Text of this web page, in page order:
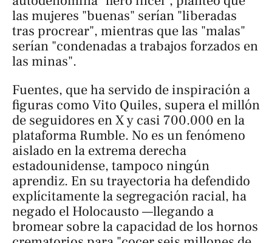
las mujeres "buenas" serían "liberadas
tras procrear", mientras que las "malas"
serían "condenadas a trabajos forzados en
las minas".
Fuentes, que ha servido de inspiración a
figuras como Vito Quiles, supera el millón
de seguidores en X y casi 700.000 en la
plataforma Rumble. No es un fenómeno
aislado en la extrema derecha
estadounidense, tampoco ningún
aprendiz. En su trayectoria ha defendido
explícitamente la segregación racial, ha
negado el Holocausto —llegando a
bromear sobre la capacidad de los hornos